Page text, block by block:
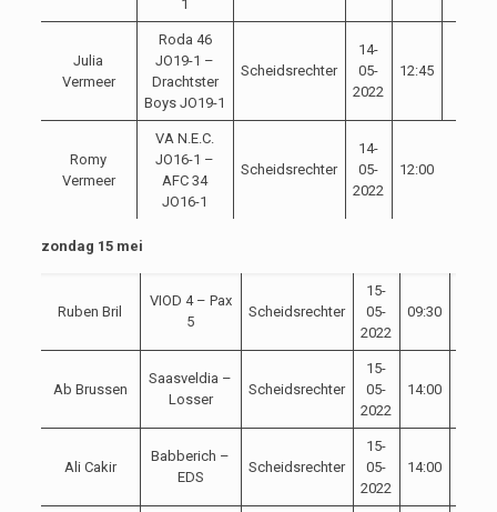
1
Julia
Vermeer
Roda 46
JO19-1 –
Drachtster
Boys JO19-1
Scheidsrechter
14-
05-
2022
12:45
Romy
Vermeer
VA N.E.C.
JO16-1 –
AFC 34
JO16-1
Scheidsrechter
14-
05-
2022
12:00
zondag 15 mei
Ruben Bril
VIOD 4 – Pax
5
Scheidsrechter
15-
05-
2022
09:30
Ab Brussen
Saasveldia –
Losser
Scheidsrechter
15-
05-
2022
14:00
Ali Cakir
Babberich –
EDS
Scheidsrechter
15-
05-
2022
14:00